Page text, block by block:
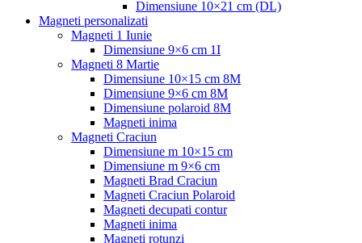
Dimensiune 10×21 cm (DL)
Magneti personalizati
Magneti 1 Iunie
Dimensiune 9×6 cm 1I
Magneti 8 Martie
Dimensiune 10×15 cm 8M
Dimensiune 9×6 cm 8M
Dimensiune polaroid 8M
Magneti inima
Magneti Craciun
Dimensiune m 10×15 cm
Dimensiune m 9×6 cm
Magneti Brad Craciun
Magneti Craciun Polaroid
Magneti decupati contur
Magneti inima
Magneti rotunzi